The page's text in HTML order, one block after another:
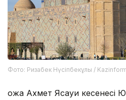
Фото: Ризабек Нүсіпбекұлы /
Қожа Ахмет Ясауи